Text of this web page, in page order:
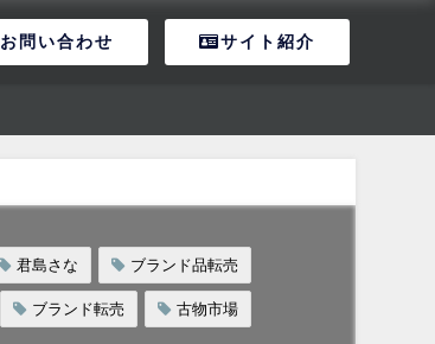
お問い合わせ サイト紹介
君島さな ブランド品転売
ブランド転売 古物市場